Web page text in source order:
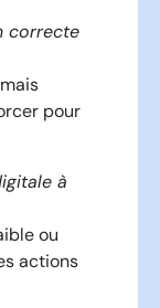
correcte
pour
à
ou
actions